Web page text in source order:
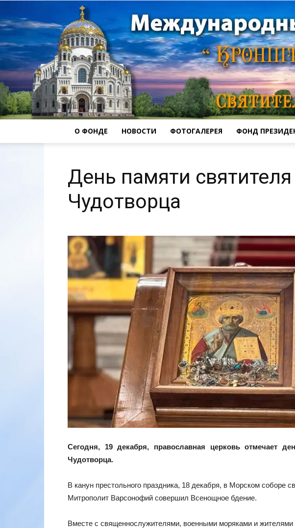
О ФОНДЕ НОВОСТИ ФОТОГАЛЕРЕЯ ФОНД
День памяти
Чудотворца
Сегодня, 19 декабря, православная церковь отмечает
Чудотворца.
В канун престольного праздника, 18 декабря, в Морском соборе
Митрополит Варсонофий совершил Всенощное бдение.
Вместе с священнослужителями, военными моряками и